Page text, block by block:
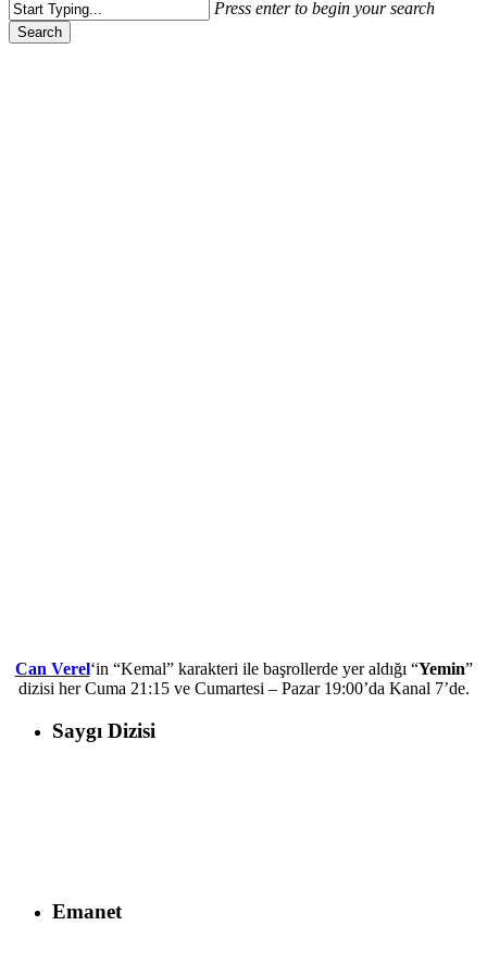
Press enter to begin your search
Search
Can Verel‘in “Kemal” karakteri ile başrollerde yer aldığı “Yemin”
dizisi her Cuma 21:15 ve Cumartesi – Pazar 19:00’da Kanal 7’de.
Saygı Dizisi
Emanet